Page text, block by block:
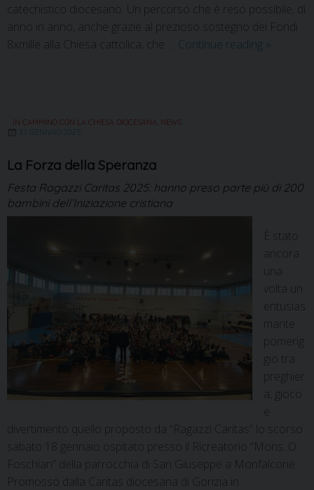
catechistico diocesano. Un percorso che è reso possibile, di
anno in anno, anche grazie al prezioso sostegno dei Fondi
8xmille alla Chiesa cattolica, che … Continue reading »
IN CAMMINO CON LA CHIESA DIOCESANA NEWS
31 GENNAIO 2025
La Forza della Speranza
Festa Ragazzi Caritas 2025: hanno preso parte più di 200
bambini dell’Iniziazione cristiana
È stato
ancora
una
volta un
entusias
mante
pomerig
gio tra
preghier
a, gioco
divertimento quello proposto da “Ragazzi Caritas” lo scorso
sabato 18 gennaio ospitato presso il Ricreatorio “Mons. O.
Foschian” della parrocchia di San Giuseppe a Monfalcone.
Promosso dalla Caritas diocesana di Gorizia in